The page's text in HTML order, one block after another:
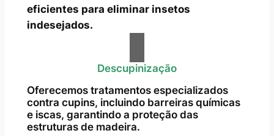
eficientes para eliminar insetos
indesejados.
Descupinização
Oferecemos tratamentos especializados
contra cupins, incluindo barreiras químicas
e iscas, garantindo a proteção das
estruturas de madeira.